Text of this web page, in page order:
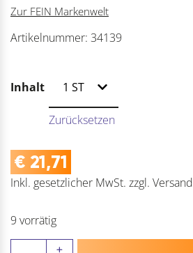
Zur FEIN Markenwelt
Artikelnummer: 34139
Inhalt
Zurücksetzen
€ 21,71
Inkl. gesetzlicher MwSt. zzgl. Versand
9 vorrätig